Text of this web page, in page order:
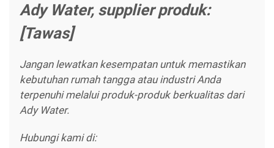
Ady Water, supplier produk:
[Tawas]
Jangan lewatkan kesempatan untuk memastikan
kebutuhan rumah tangga atau industri Anda
terpenuhi melalui produk-produk berkualitas dari
Ady Water.
Hubungi kami di: